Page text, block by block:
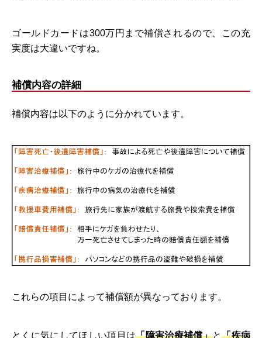
ゴールドカードは300万円まで補償されるので、この充
実度は大違いですね。
補償内容の詳細
補償内容は以下のように分かれています。
これらの項目によって補償額が異なっております。
とくに気にしてほしい項目は「障害治療補償」と「疾病